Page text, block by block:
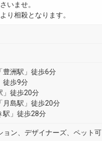
いませ。
り相殺となります。
豊洲駅」徒歩6分
徒歩9分
」徒歩20分
月島駅」徒歩20分
駅」徒歩28分
ョン、デザイナーズ、ペット可